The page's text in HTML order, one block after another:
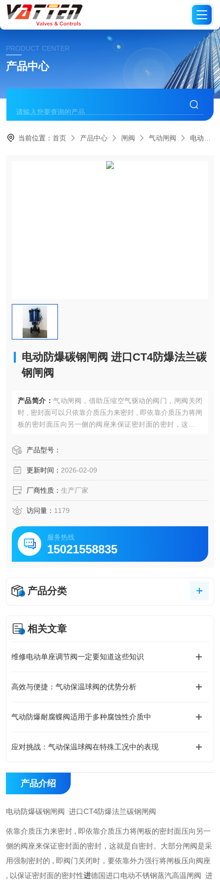
PRODUCT CENTER
产品中心
当前位置：首页 产品中心 闸阀 气动闸阀 电动防爆碳钢闸阀 进口CT4防爆法兰碳钢闸阀
电动防爆碳钢闸阀 进口CT4防爆法兰碳
钢闸阀
产品简介： 气动闸阀，借助压缩空气驱动的阀门，闸阀关闭
时 , 密封面可以只依靠介质压力来密封 , 即依靠介质压力将闸
板的密封面压向另一侧的阀座来保证密封面的密封，这就是
靠外力强行将闸板压向阀座 , 以保证密封面的密封性电动防爆
产品型号：
更新时间： 2026-02-09
厂商性质： 生产厂家
访问量： 1179
服务热线
15021558835
产品分类
相关文章
维修电动单座调节阀一定要知道这些知识
高效与便捷：气动保温球阀的优势分析
气动防爆耐腐蝶阀适用于多种腐蚀性介质中
应对挑战：气动保温球阀在特殊工况中的表现
产品介绍
电动防爆碳钢闸阀 进口CT4防爆法兰碳钢闸阀
依靠介质压力来密封 , 即依靠介质压力将闸板的密封面压向另一
侧的阀座来保证密封面的密封，这就是自密封。大部分闸阀是采
用强制密封的 , 即阀门关闭时，要依靠外力强行将闸板压向阀座
, 以保证密封面的密封性进德国进口电动不锈钢蒸汽高温闸阀 进